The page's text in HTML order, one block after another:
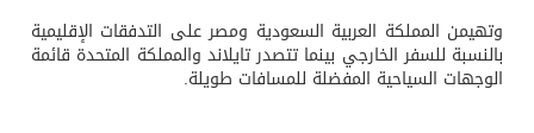
وتهيمن المملكة العربية السعودية ومصر على التدفقات الإقليمية
بالنسبة للسفر الخارجي بينما تتصدر تايلاند والمملكة المتحدة قائمة
الوجهات السياحية المفضلة للمسافات طويلة.